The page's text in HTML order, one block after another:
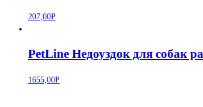
207,00Р
PetLine Недоуздок для собак
1655,00Р